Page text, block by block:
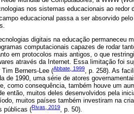
nos sistemas educacionais ao redor
educacional passa a ser absorvido
digitais na educação permaneceu
computacionais capazes de rodar
em protocolos mais antigos, o que
através da Internet. Essa limitação foi
Berners-Lee (Abbate, 1999, p. 258). As
de 1990, uma série de atores
como consequência, também houve um
então, muitos deles desenvolvidos pela
muitos países também investiram na
públicas (Rivas, 2019, p. 50).